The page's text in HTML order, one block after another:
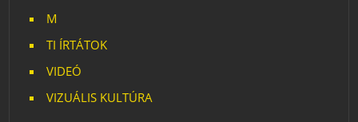
M
TI ÍRTÁTOK
VIDEÓ
VIZUÁLIS KULTÚRA